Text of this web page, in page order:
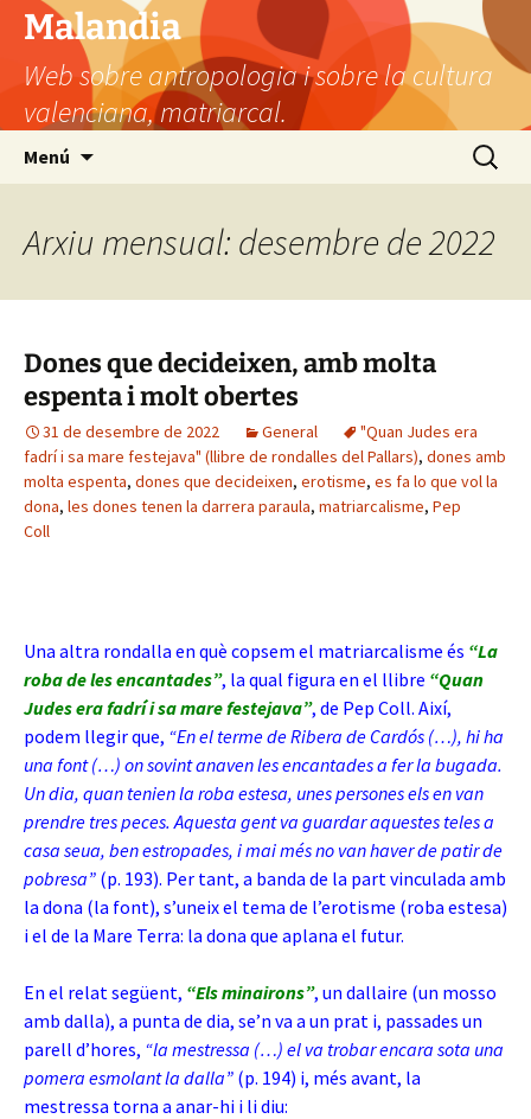
Vés
contingut
Malandia
Web sobre antropologia i sobre la cultura
valenciana, matriarcal.
Menú Cerca:
Arxiu mensual: desembre de 2022
Dones que decideixen, amb molta
espenta i molt obertes
31 de desembre de 2022 General
"Quan Judes era
fadrí i sa mare festejava" (llibre de rondalles del Pallars), dones amb
molta espenta, dones que decideixen, erotisme, es fa lo que vol la
dona, les dones tenen la darrera paraula, matriarcalisme, Pep
Coll
Una altra rondalla en què copsem el matriarcalisme és “La
roba de les encantades”, la qual figura en el llibre “Quan
Judes era fadrí i sa mare festejava”, de Pep Coll. Així,
podem llegir que, “En el terme de Ribera de Cardós (…), hi ha
una font (…) on sovint anaven les encantades a fer la bugada.
Un dia, quan tenien la roba estesa, unes persones els en van
prendre tres peces. Aquesta gent va guardar aquestes teles a
casa seua, ben estropades, i mai més no van haver de patir de
pobresa” (p. 193). Per tant, a banda de la part vinculada amb
la dona (la font), s’uneix el tema de l’erotisme (roba estesa)
i el de la Mare Terra: la dona que aplana el futur.
En el relat següent, “Els minairons”, un dallaire (un mosso
amb dalla), a punta de dia, se’n va a un prat i, passades un
parell d’hores, “la mestressa (…) el va trobar encara sota una
pomera esmolant la dalla” (p. 194) i, més avant, la
mestressa torna a anar-hi i li diu: